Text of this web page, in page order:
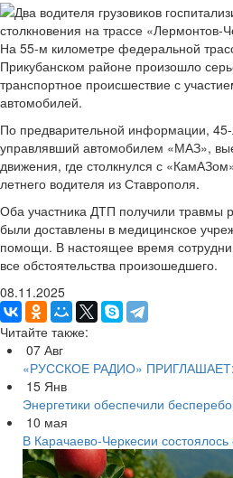
На 55-м километре федеральной
Прикубанском районе произошло
транспортное происшествие с
автомобилей.
По предварительной информации, 45-
управлявший автомобилем «МАЗ»,
движения, где столкнулся с
летнего водителя из Ставрополя.
Оба участника ДТП получили травмы
были доставлены в медицинское
помощи. В настоящее время
все обстоятельства произошедшего.
08.11.2025
Читайте также:
07 Авг
«РУССКОЕ РАДИО»
15 Янв
Энергетики обеспечили
10 мая
В Карачаево-Черкесии состоялось